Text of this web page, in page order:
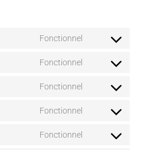
Fonctionnel
Consent
woocommerce
Fonctionnel
Consent
wordpress
Fonctionnel
Consent
Fonctionnel
Consent
Fonctionnel
Consent